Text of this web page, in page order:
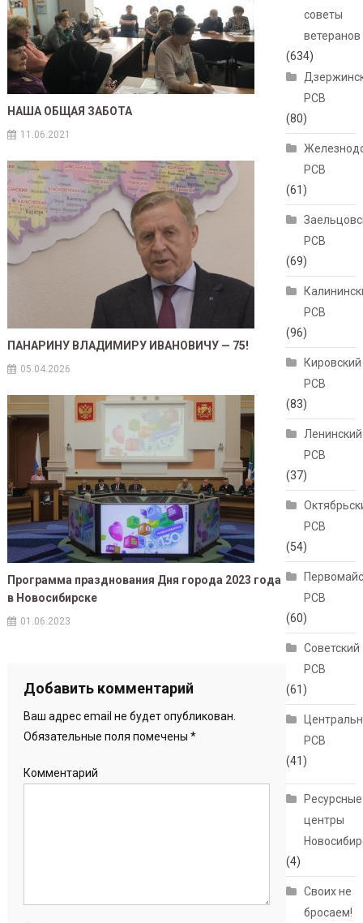
НАША ОБЩАЯ ЗАБОТА
11.06.2021
ПАНАРИНУ ВЛАДИМИРУ ИВАНОВИЧУ — 75!
05.04.2026
Программа празднования Дня города 2023 года
в Новосибирске
01.06.2023
Добавить комментарий
Ваш адрес email не будет опубликован.
Обязательные поля помечены *
Комментарий
советы
ветеранов
(634)
РСВ
(80)
РСВ
(61)
РСВ
(69)
РСВ
(96)
Кировский
РСВ
(83)
Ленинский
РСВ
(37)
РСВ
(54)
РСВ
(60)
Советский
РСВ
(61)
РСВ
(41)
Ресурсные
центры
(4)
Своих не
бросаем!